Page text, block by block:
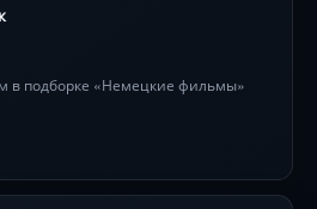
в подборке «Немецкие фильмы»